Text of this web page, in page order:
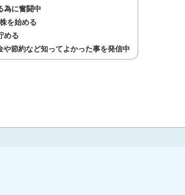
為に奮闘中
を始める
める
や節約など知ってよかった事を発信中